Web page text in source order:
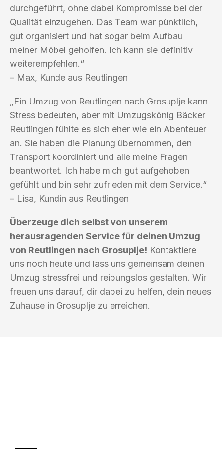
durchgeführt, ohne dabei Kompromisse bei der
Qualität einzugehen. Das Team war pünktlich,
gut organisiert und hat sogar beim Aufbau
meiner Möbel geholfen. Ich kann sie definitiv
weiterempfehlen.“
– Max, Kunde aus Reutlingen
„Ein Umzug von Reutlingen nach Grosuplje kann
Stress bedeuten, aber mit Umzugskönig Bäcker
Reutlingen fühlte es sich eher wie ein Abenteuer
an. Sie haben die Planung übernommen, den
Transport koordiniert und alle meine Fragen
beantwortet. Ich habe mich gut aufgehoben
gefühlt und bin sehr zufrieden mit dem Service.“
– Lisa, Kundin aus Reutlingen
Überzeuge dich selbst von unserem
herausragenden Service für deinen Umzug
von Reutlingen nach Grosuplje! Kontaktiere
uns noch heute und lass uns gemeinsam deinen
Umzug stressfrei und reibungslos gestalten. Wir
freuen uns darauf, dir dabei zu helfen, dein neues
Zuhause in Grosuplje zu erreichen.